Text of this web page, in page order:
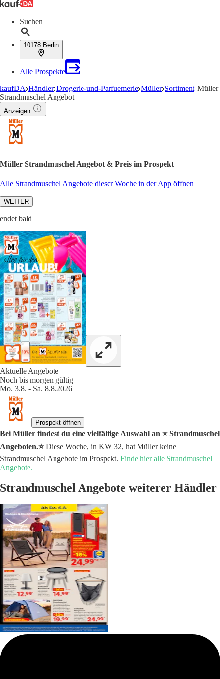
Suchen
10178 Berlin
Alle Prospekte
kaufDA Händler Drogerie-und-Parfuemerie Müller Sortiment Müller
Strandmuschel Angebot
Anzeigen
Müller Strandmuschel Angebot & Preis im Prospekt
Alle Strandmuschel Angebote dieser Woche in der App öffnen
WEITER
endet bald
Aktuelle Angebote
Noch bis morgen gültig
Mo. 3.8. - Sa. 8.8.2026
Prospekt öffnen
Bei Müller findest du eine vielfältige Auswahl an ⭐️ Strandmuschel
Angeboten.⭐️Diese Woche, in KW 32, hat Müller keine
Strandmuschel Angebote im Prospekt. Finde hier alle Strandmuschel
Angebote.
Strandmuschel Angebote weiterer Händler